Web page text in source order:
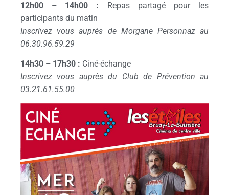
12h00 – 14h00 : Repas partagé pour les
participants du matin
Inscrivez vous auprès de Morgane Personnaz au
06.30.96.59.29
14h30 – 17h30 : Ciné-échange
Inscrivez vous auprès du Club de Prévention au
03.21.61.55.00